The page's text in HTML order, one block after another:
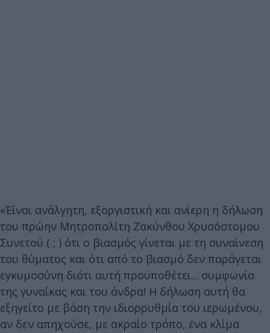
«Έίναι ανάλγητη, εξοργιστική και ανίερη η δήλωση
του πρώην Μητροπολίτη Ζακύνθου Χρυσόστομου
Συνετού ( ; ) ότι ο βιασμός γίνεται με τη συναίνεση
του θύματος και ότι από το βιασμό δεν παράγεται
εγκυμοσύνη διότι αυτή προϋποθέτει... συμφωνία
της γυναίκας και του άνδρα! Η δήλωση αυτή θα
εξηγείτο με βάση την ιδιορρυθμία του ιερωμένου,
αν δεν απηχούσε, με ακραίο τρόπο, ένα κλίμα